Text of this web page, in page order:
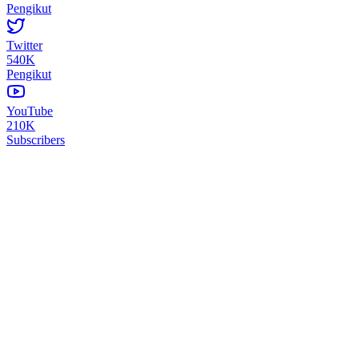
Pengikut
Twitter
540K
Pengikut
YouTube
210K
Subscribers